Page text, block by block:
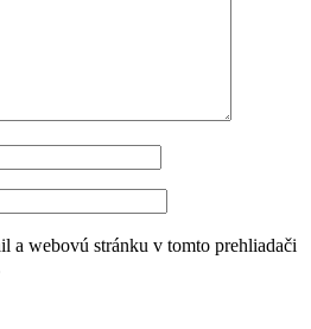
a webovú stránku v tomto prehliadači